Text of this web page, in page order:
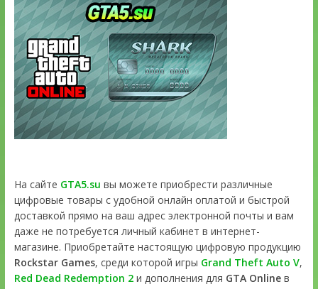
На сайте GTA5.su вы можете приобрести различные
цифровые товары с удобной онлайн оплатой и быстрой
доставкой прямо на ваш адрес электронной почты и вам
даже не потребуется личный кабинет в интернет-
магазине. Приобретайте настоящую цифровую продукцию
Rockstar Games, среди которой игры Grand Theft Auto V,
Red Dead Redemption 2и дополнения для GTA Onlineв